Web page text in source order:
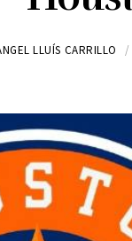
LLUÍS CARRILLO